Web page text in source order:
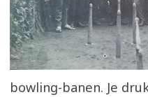
bowling-banen. Je